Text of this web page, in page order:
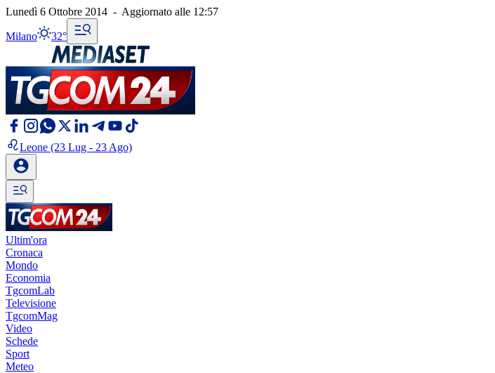
Lunedì 6 Ottobre 2014 - Aggiornato alle 12:57
Milano 32°
Leone (23 Lug - 23 Ago)
Ultim'ora
Cronaca
Mondo
Economia
TgcomLab
Televisione
TgcomMag
Video
Schede
Sport
Meteo